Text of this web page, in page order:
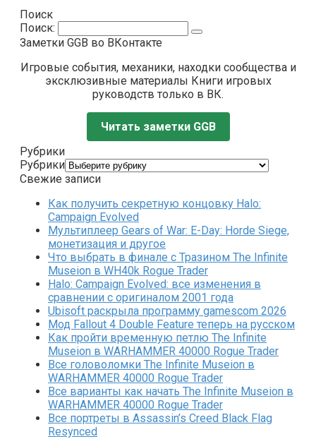
Поиск
Поиск:
Заметки GGB во ВКонтакте
Игровые события, механики, находки сообщества и
эксклюзивные материалы Книги игровых
руководств только в ВК.
Читать заметки GGB
Рубрики
Рубрики
Свежие записи
Как получить секретную концовку Halo:
Campaign Evolved
Мультиплеер Gears of War: E-Day: Horde Siege,
монетизация и другое
Что выбрать в финале с Тразином The Infinite
Museion в WH40k Rogue Trader
Halo: Campaign Evolved: все изменения в
сравнении с оригиналом 2001 года
Ubisoft раскрыла программу gamescom 2026
Мод Fallout 4 Double Feature теперь на русском
Как пройти временную петлю The Infinite
Museion в WARHAMMER 40000 Rogue Trader
Все головоломки The Infinite Museion в
WARHAMMER 40000 Rogue Trader
Все варианты как начать The Infinite Museion в
WARHAMMER 40000 Rogue Trader
Все портреты в Assassin’s Creed Black Flag
Resynced